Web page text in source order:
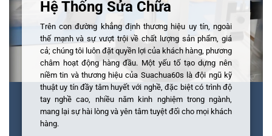
Hệ Thống Sửa Chữa
Trên con đường khẳng định thương hiệu uy tín, ngoài
thế mạnh và sự vượt trội về chất lượng sản phẩm, giá
cả; chúng tôi luôn đặt quyền lợi của khách hàng, phương
châm hoạt động hàng đầu. Một yếu tố tạo dựng nên
niềm tin và thương hiệu của Suachua60s là đội ngũ kỹ
thuật uy tín đầy tâm huyết với nghề, đặc biệt có trình độ
tay nghề cao, nhiều năm kinh nghiệm trong ngành,
mang lại sự hài lòng và yên tâm tuyệt đối cho mọi khách
hàng.